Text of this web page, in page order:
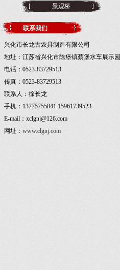
景观桥
联系我们
兴化市长龙古农具制造有限公司
地址：江苏省兴化市陈堡镇蔡堡水车展示园
电话：0523-83729513
传真：0523-83729513
联系人：徐长龙
手机：13775755841 15961739523
E-mail：xclgnj@126.com
网址： www.clgnj.com